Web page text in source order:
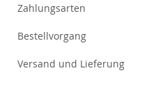
Zahlungsarten
Bestellvorgang
Versand und Lieferung